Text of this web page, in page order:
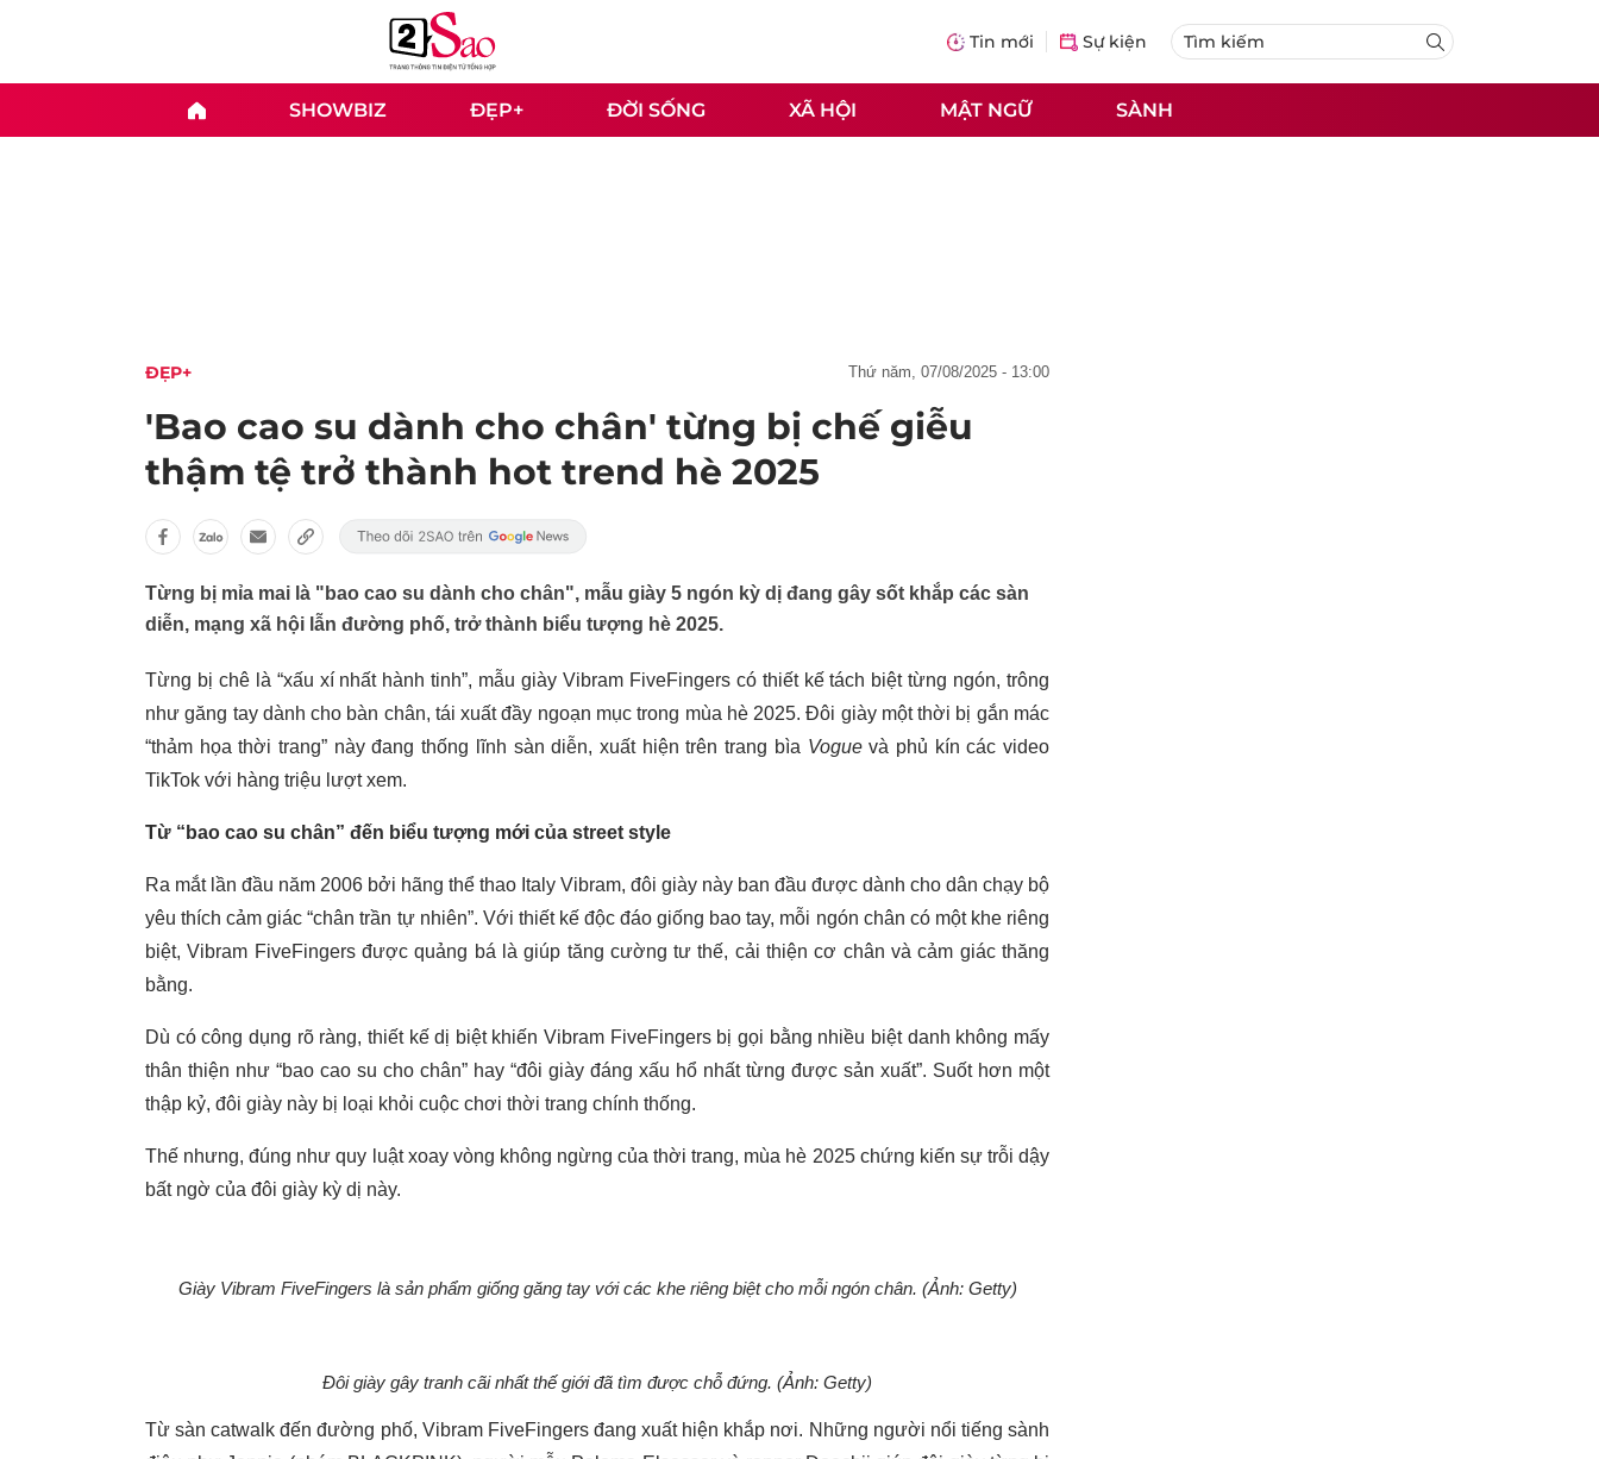
Tin mới Sự kiện
SHOWBIZ ĐẸP+ ĐỜI SỐNG XÃ HỘI MẬT NGỮ SÀNH
ĐẸP+ thứ năm, 07/08/2025 - 13:00
'Bao cao su dành cho chân' từng bị chế giễu
thậm tệ trở thành hot trend hè 2025
Từng bị mỉa mai là "bao cao su dành cho chân", mẫu giày 5 ngón kỳ dị đang gây sốt khắp các sàn
diễn, mạng xã hội lẫn đường phố, trở thành biểu tượng hè 2025.
Từng bị chê là “xấu xí nhất hành tinh”, mẫu giày Vibram FiveFingers có thiết kế tách biệt từng ngón, trông
như găng tay dành cho bàn chân, tái xuất đầy ngoạn mục trong mùa hè 2025. Đôi giày một thời bị gắn mác
“thảm họa thời trang” này đang thống lĩnh sàn diễn, xuất hiện trên trang bìa Voguevà phủ kín các video
TikTok với hàng triệu lượt xem.
Từ “bao cao su chân” đến biểu tượng mới của street style
Ra mắt lần đầu năm 2006 bởi hãng thể thao Italy Vibram, đôi giày này ban đầu được dành cho dân chạy bộ
yêu thích cảm giác “chân trần tự nhiên”. Với thiết kế độc đáo giống bao tay, mỗi ngón chân có một khe riêng
biệt, Vibram FiveFingers được quảng bá là giúp tăng cường tư thế, cải thiện cơ chân và cảm giác thăng
bằng.
Dù có công dụng rõ ràng, thiết kế dị biệt khiến Vibram FiveFingers bị gọi bằng nhiều biệt danh không mấy
thân thiện như “bao cao su cho chân” hay “đôi giày đáng xấu hổ nhất từng được sản xuất”. Suốt hơn một
thập kỷ, đôi giày này bị loại khỏi cuộc chơi thời trang chính thống.
Thế nhưng, đúng như quy luật xoay vòng không ngừng của thời trang, mùa hè 2025 chứng kiến sự trỗi dậy
bất ngờ của đôi giày kỳ dị này.
Giày Vibram FiveFingers là sản phẩm giống găng tay với các khe riêng biệt cho mỗi ngón chân. (Ảnh: Getty)
Đôi giày gây tranh cãi nhất thế giới đã tìm được chỗ đứng. (Ảnh: Getty)
Từ sàn catwalk đến đường phố, Vibram FiveFingers đang xuất hiện khắp nơi. Những người nổi tiếng sành